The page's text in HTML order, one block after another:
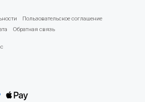
Пользовательское соглашение
Обратная связь